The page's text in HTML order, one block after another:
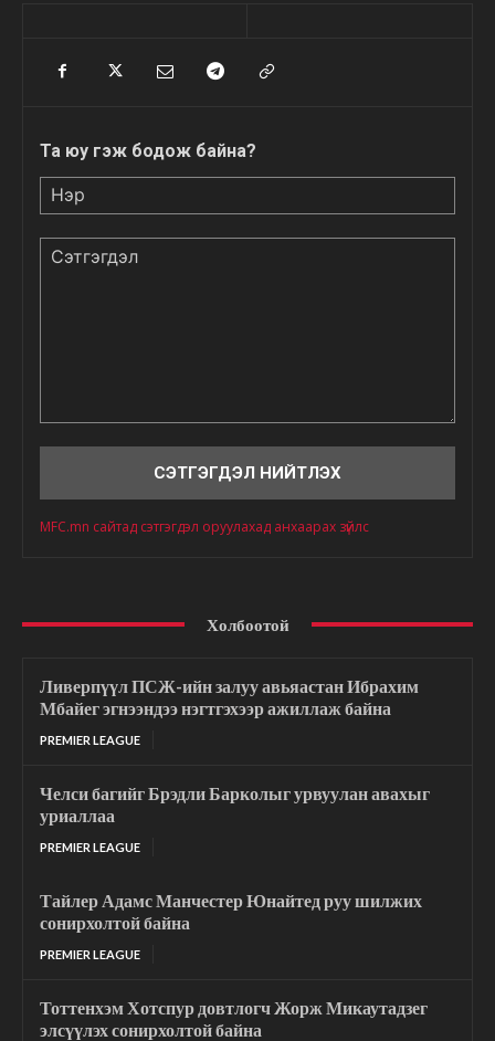
Та юу гэж бодож байна?
MFC.mn сайтад сэтгэгдэл оруулахад анхаарах зүйлс
Холбоотой
Ливерпүүл ПСЖ-ийн залуу авьяастан Ибрахим
Мбайег эгнээндээ нэгтгэхээр ажиллаж байна
PREMIER LEAGUE
Челси багийг Брэдли Барколыг урвуулан авахыг
уриаллаа
PREMIER LEAGUE
Тайлер Адамс Манчестер Юнайтед руу шилжих
сонирхолтой байна
PREMIER LEAGUE
Тоттенхэм Хотспур довтлогч Жорж Микаутадзег
элсүүлэх сонирхолтой байна